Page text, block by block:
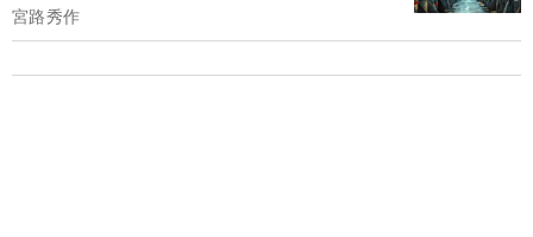
宮路秀作